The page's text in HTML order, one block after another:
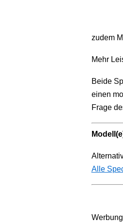
zudem
Mehr
Beide
einen
Frage
Alle